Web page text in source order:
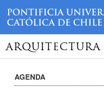
ARQUITECTURA
AGENDA